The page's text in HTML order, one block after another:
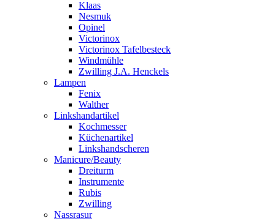
Klaas
Nesmuk
Opinel
Victorinox
Victorinox Tafelbesteck
Windmühle
Zwilling J.A. Henckels
Lampen
Fenix
Walther
Linkshandartikel
Kochmesser
Küchenartikel
Linkshandscheren
Manicure/Beauty
Dreiturm
Instrumente
Rubis
Zwilling
Nassrasur